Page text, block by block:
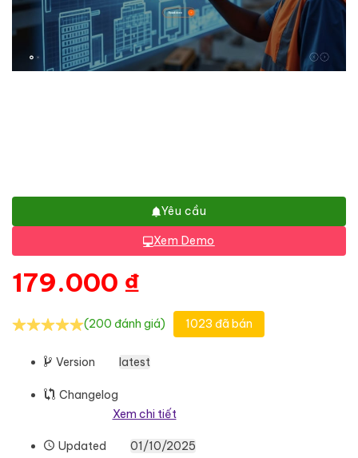
Yêu cầu
Xem Demo
179.000 ₫
(200 đánh giá) 1023 đã bán
Version latest
Changelog
Xem chi tiết
Updated 01/10/2025